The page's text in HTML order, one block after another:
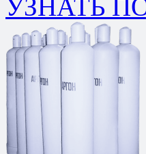
УЗНАТЬ